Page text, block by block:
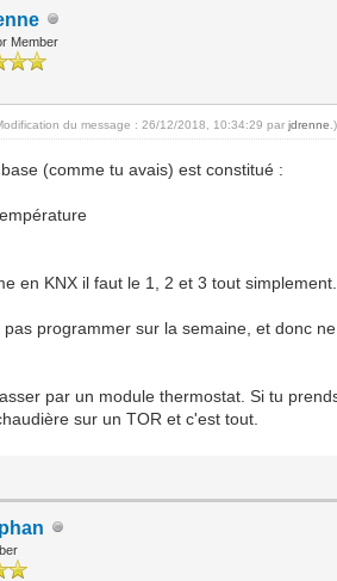
Member
du message : 26/12/2018, 10:34:29 parjdrenne .)
(comme tu avais) est constitué :
en KNX il faut le 1, 2 et 3 tout simplement.
pas programmer sur la semaine, et donc
par un module thermostat. Si tu
sur un TOR et c'est tout.